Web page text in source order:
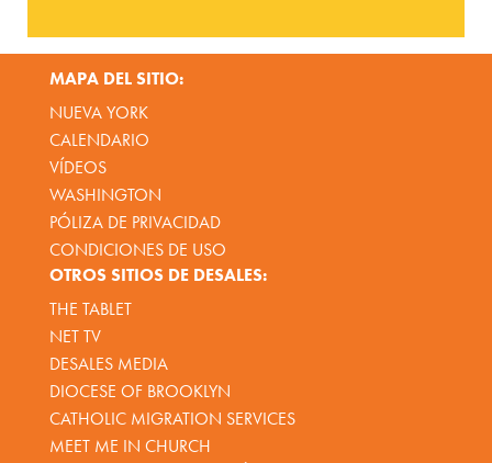
MAPA DEL SITIO:
NUEVA YORK
CALENDARIO
VÍDEOS
WASHINGTON
PÓLIZA DE PRIVACIDAD
CONDICIONES DE USO
OTROS SITIOS DE DESALES:
THE TABLET
NET TV
DESALES MEDIA
DIOCESE OF BROOKLYN
CATHOLIC MIGRATION SERVICES
MEET ME IN CHURCH